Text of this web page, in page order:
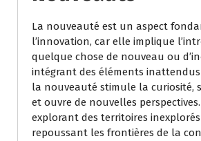
La nouveauté est un aspect
l’innovation, car elle implique
quelque chose de nouveau ou
intégrant des éléments
la nouveauté stimule la curiosité,
et ouvre de nouvelles perspectives.
explorant des territoires
repoussant les frontières de la